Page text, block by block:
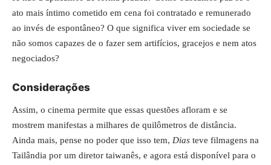
ato mais íntimo cometido em cena foi contratado e remunerado
ao invés de espontâneo? O que significa viver em sociedade se
não somos capazes de o fazer sem artifícios, gracejos e nem atos
negociados?
Considerações
Assim, o cinema permite que essas questões afloram e se
mostrem manifestas a milhares de quilômetros de distância.
Ainda mais, pense no poder que isso tem, Dias teve filmagens na
Tailândia por um diretor taiwanês, e agora está disponível para o